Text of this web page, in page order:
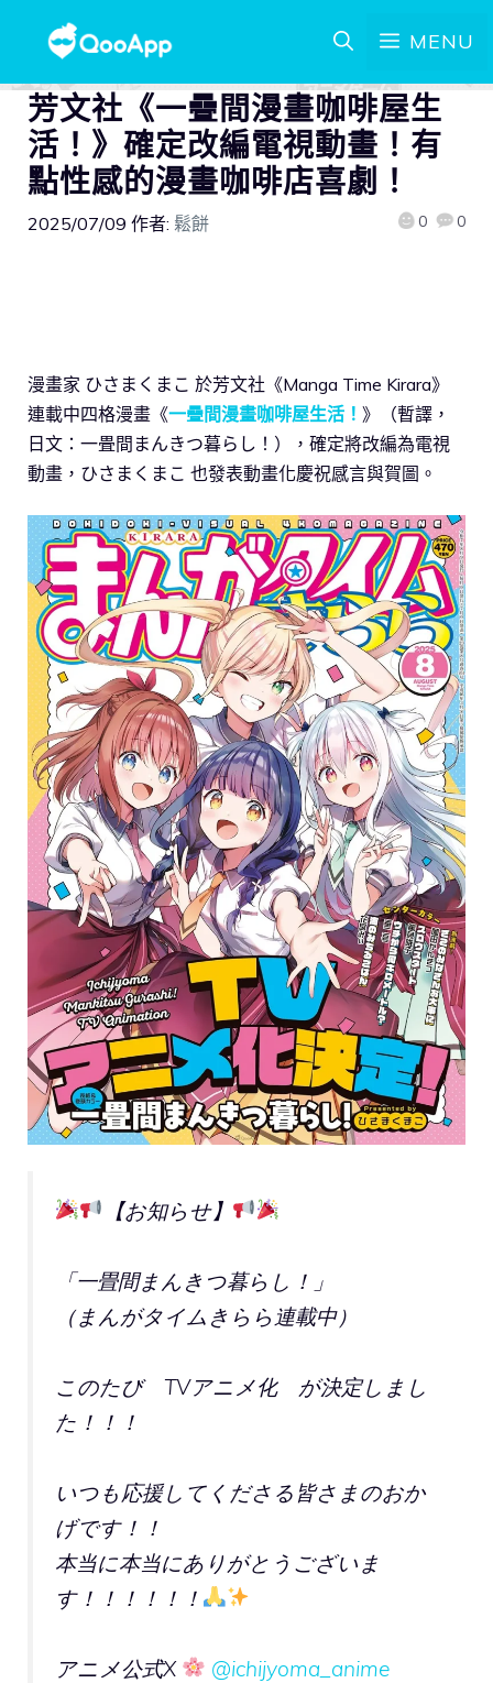
MENU
芳文社《一疊間漫畫咖啡屋生
活！》確定改編電視動畫！有
點性感的漫畫咖啡店喜劇！
2025/07/09 作者: 鬆餅 0 0
漫畫家 ひさまくまこ 於芳文社《Manga Time Kirara》
連載中四格漫畫《一疊間漫畫咖啡屋生活！ 》（暫譯，
日文：一畳間まんきつ暮らし！），確定將改編為電視
動畫，ひさまくまこ 也發表動畫化慶祝感言與賀圖。
【お知らせ】
「一畳間まんきつ暮らし！」
（まんがタイムきらら連載中）
このたび TVアニメ化 が決定しまし
た！！！
いつも応援してくださる皆さまのおか
げです！！
本当に本当にありがとうございま
す！！！！！！
アニメ公式X
@ichijyoma_anime